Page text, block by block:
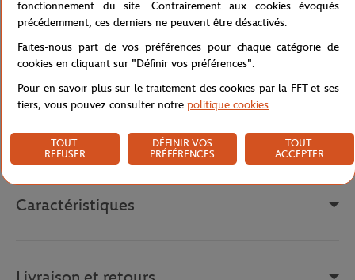
parfaitement à toutes les tailles de tête, offrant un ajustement
personnalisé pour un confort optimal.
Les œillets respirants intégrés permettent une circulation d'air
maximale, assurant que votre tête reste fraîche et confortable
quotidienne, cette casquette est un accessoire essentiel pour
afficher votre passion pour Roland Garros avec style et élégance.
Référence :RCQU0424-BLA-TU
Caractéristiques
fonctionnement du site. Contrairement aux cookies évoqués
précédemment, ces derniers ne peuvent être désactivés.
Faites-nous part de vos préférences pour chaque catégorie de
cookies en cliquant sur "Définir vos préférences".
Pour en savoir plus sur le traitement des cookies par la FFT et ses
tiers, vous pouvez consulter notre politique cookies.
TOUT
REFUSER
DÉFINIR VOS
PRÉFÉRENCES
TOUT
ACCEPTER